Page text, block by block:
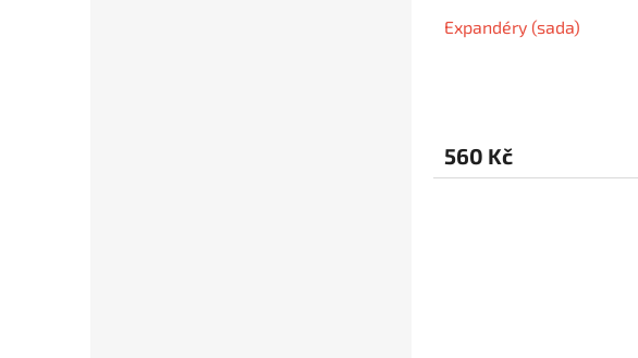
Expandéry (sada)
560 Kč